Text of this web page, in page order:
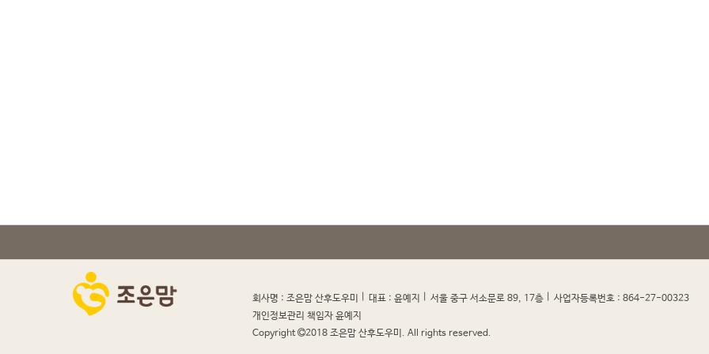
회사명 : 조은맘 산후도우미 대표 : 윤예지 서울 중구 서소문로 89, 17층 사업자등록번호 : 864-27-00323
개인정보관리 책임자 윤예지
Copyright
2018 조은맘 산후도우미. All rights reserved.